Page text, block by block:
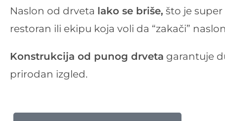
Naslon od drveta lako se briše, što je
restoran ili ekipu koja voli da “zakači”
Konstrukcija od punog drveta garantuje
prirodan izgled.